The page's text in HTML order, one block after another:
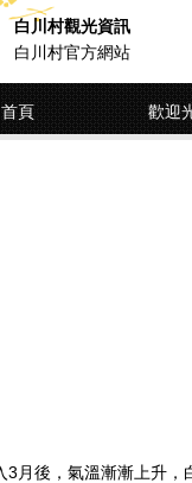
白川村觀光資訊
白川村官方網站
首頁 歡迎
3月後，氣溫漸漸上升